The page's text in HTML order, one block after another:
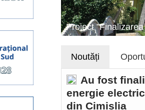
Proiect
Noutăți
Au fost
energie
din Cimișlia